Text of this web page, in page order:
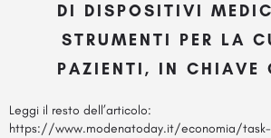
DI DISPOSITIVI
STRUMENTI PER LA
PAZIENTI, IN CHIAVE
Leggi il resto dell’articolo:
https://www.modenatoday.it/economia/